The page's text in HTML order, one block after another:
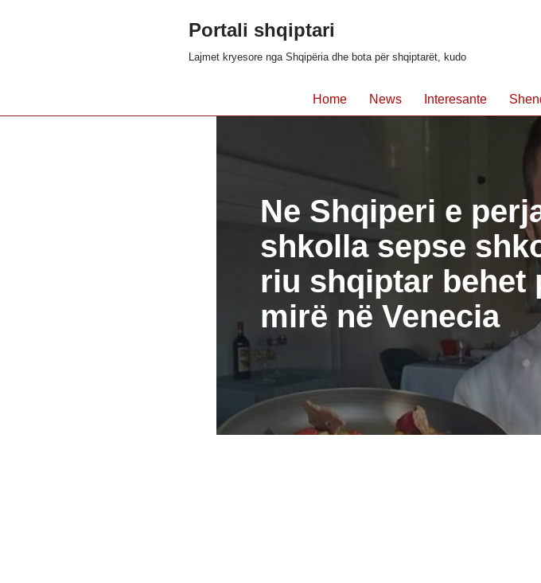
Portali shqiptari
Lajmet kryesore nga Shqipëria dhe bota për shqiptarët, kudo
Home News Interesante
Ne Shqiperi e
shkolla sepse
riu shqiptar behet
mirë në Venecia